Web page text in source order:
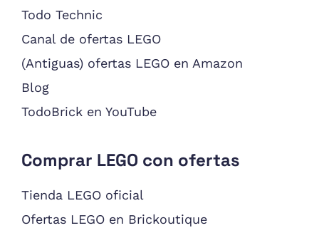
Todo Technic
Canal de ofertas LEGO
(Antiguas) ofertas LEGO en Amazon
Blog
TodoBrick en YouTube
Comprar LEGO con ofertas
Tienda LEGO oficial
Ofertas LEGO en Brickoutique